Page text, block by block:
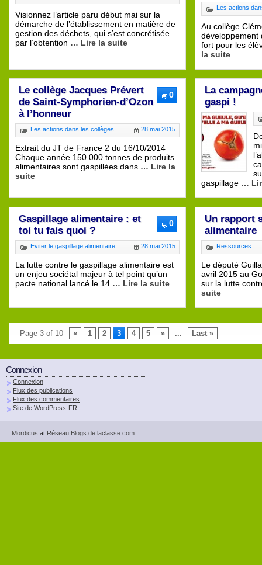
Visionnez l’article paru début mai sur la
démarche de l’établissement en matière de
gestion des déchets, qui s’est concrétisée
par l’obtention … Lire la suite
Les actions
Au collège
développement
fort pour les
la suite
0
Le collège Jacques Prévert
de Saint-Symphorien-d’Ozon
à l’honneur
28 mai 2015
Les actions dans les collèges
Extrait du JT de France 2 du 16/10/2014
Chaque année 150 000 tonnes de produits
alimentaires sont gaspillées dans … Lire la
suite
La
gaspi !
gaspillage …
0
Gaspillage alimentaire : et
toi tu fais quoi ?
28 mai 2015
Eviter le gaspillage alimentaire
La lutte contre le gaspillage alimentaire est
un enjeu sociétal majeur à tel point qu’un
pacte national lancé le 14 … Lire la suite
Un rapport
alimentaire
Ressources
Le député
avril 2015 au
sur la lutte
suite
Page 3 of 10 « 1 2 3 4 5 » ... Last »
Connexion
Connexion
Flux des publications
Flux des commentaires
Site de WordPress-FR
Mordicus at Réseau Blogs de laclasse.com